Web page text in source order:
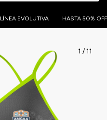
LÍNEA EVOLUTIVA HASTA 50% OFF
1 /11